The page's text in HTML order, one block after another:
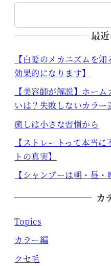
最
【白髪のメカニズムを
効果的になります】
【美容師が解説】ホー
いは？失敗しないカラー
癒しは小さな習慣から
【ストレートって本当
トの真実】
【シャンプーは朝・昼・
カ
Topics
カラー編
クセ毛